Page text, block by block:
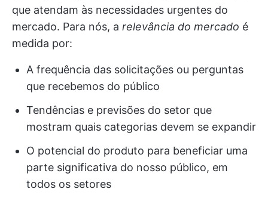
que atendam às necessidades urgentes do
mercado. Para nós, a relevância do mercado é
medida por:
A frequência das solicitações ou perguntas
que recebemos do público
Tendências e previsões do setor que
mostram quais categorias devem se expandir
O potencial do produto para beneficiar uma
parte significativa do nosso público, em
todos os setores